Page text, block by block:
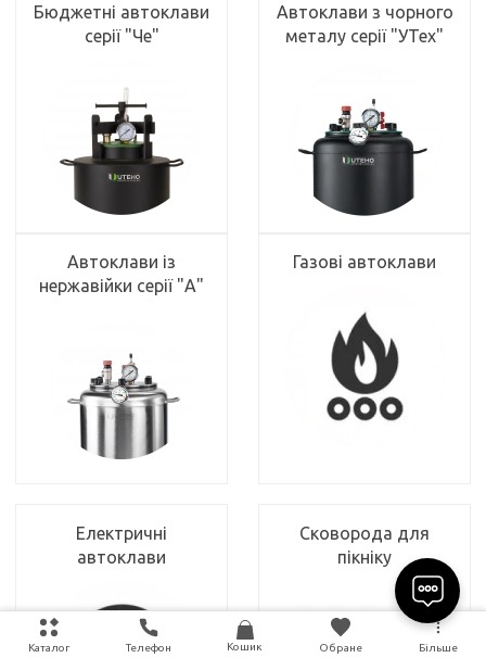
Каталог Телефон Кошик Обране Більше
Бюджетні автоклави
серії "Че"
Автоклави з чорного
металу серії "УТех"
Автоклави із
нержавійки серії "А"
Газові автоклави
Електричні
автоклави
Сковорода для
пікніку